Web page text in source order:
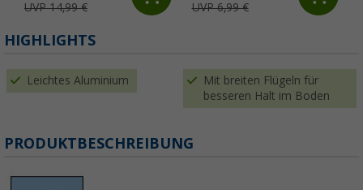
UVP 14,99 € UVP 6,99 €
HIGHLIGHTS
Leichtes Aluminium
Mit breiten Flügeln für
besseren Halt im Boden
PRODUKTBESCHREIBUNG